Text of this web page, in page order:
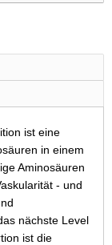
ist eine
in einem
Aminosäuren
- und
nächste Level
ist die